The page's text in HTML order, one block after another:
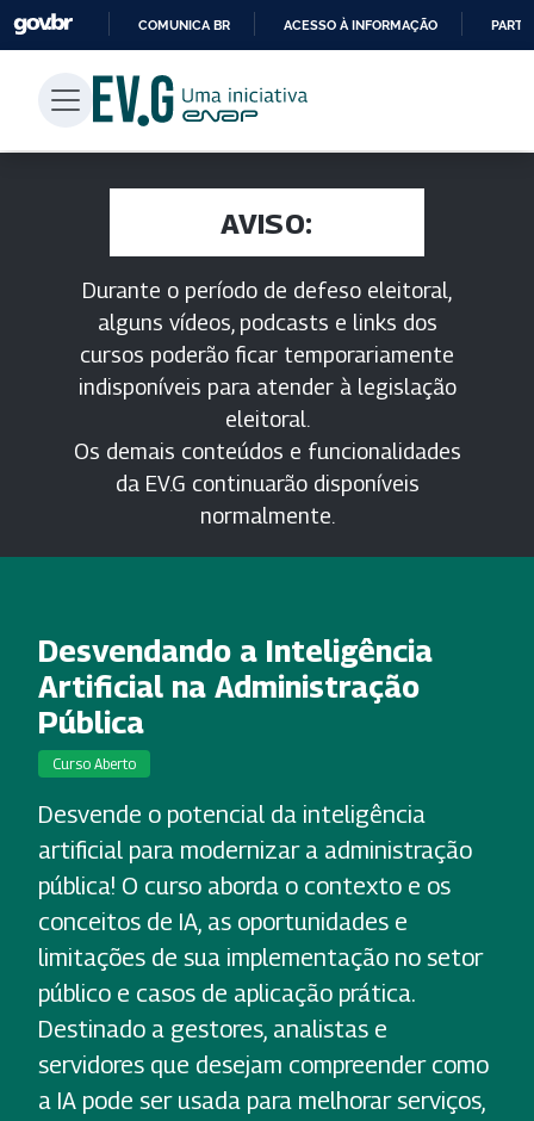
PARA
CONTEÚDO
COMUNICA BR ACESSO À INFORMAÇÃO
AVISO:
Durante o período de defeso eleitoral,
alguns vídeos, podcasts e links dos
cursos poderão ficar temporariamente
indisponíveis para atender à legislação
eleitoral.
Os demais conteúdos e funcionalidades
da EV.G continuarão disponíveis
normalmente.
Desvendando a Inteligência
Artificial na Administração
Pública
Curso Aberto
Desvende o potencial da inteligência
artificial para modernizar a administração
pública! O curso aborda o contexto e os
conceitos de IA, as oportunidades e
limitações de sua implementação no setor
público e casos de aplicação prática.
Destinado a gestores, analistas e
servidores que desejam compreender como
a IA pode ser usada para melhorar serviços,